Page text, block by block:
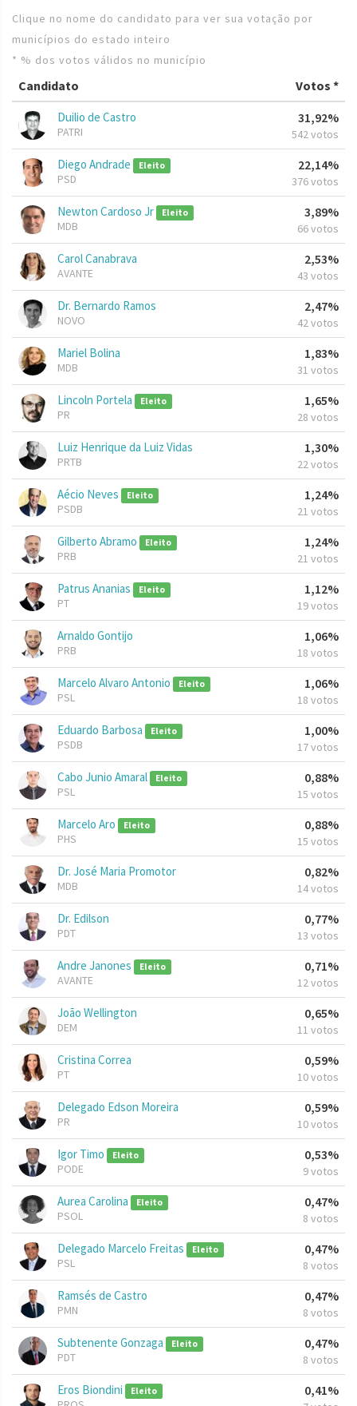
Clique no nome do candidato para ver sua votação por
municípios do estado inteiro
* % dos votos válidos no município
Candidato Votos *
Duilio de Castro
PATRI
31,92%
542 votos
Diego Andrade Eleito
PSD
22,14%
376 votos
Newton Cardoso Jr Eleito
MDB
3,89%
66 votos
Carol Canabrava
AVANTE
2,53%
43 votos
Dr. Bernardo Ramos
NOVO
2,47%
42 votos
Mariel Bolina
MDB
1,83%
31 votos
Lincoln Portela Eleito
PR
1,65%
28 votos
Luiz Henrique da Luiz Vidas
PRTB
1,30%
22 votos
Aécio Neves Eleito
PSDB
1,24%
21 votos
Gilberto Abramo Eleito
PRB
1,24%
21 votos
Patrus Ananias Eleito
PT
1,12%
19 votos
Arnaldo Gontijo
PRB
1,06%
18 votos
Marcelo Alvaro Antonio Eleito
PSL
1,06%
18 votos
Eduardo Barbosa Eleito
PSDB
1,00%
17 votos
Cabo Junio Amaral Eleito
PSL
0,88%
15 votos
Marcelo Aro Eleito
PHS
0,88%
15 votos
Dr. José Maria Promotor
MDB
0,82%
14 votos
Dr. Edilson
PDT
0,77%
13 votos
Andre Janones Eleito
AVANTE
0,71%
12 votos
João Wellington
DEM
0,65%
11 votos
Cristina Correa
PT
0,59%
10 votos
Delegado Edson Moreira
PR
0,59%
10 votos
Igor Timo Eleito
PODE
0,53%
9 votos
Aurea Carolina Eleito
PSOL
0,47%
8 votos
Delegado Marcelo Freitas Eleito
PSL
0,47%
8 votos
Ramsés de Castro
PMN
0,47%
8 votos
Subtenente Gonzaga Eleito
PDT
0,47%
8 votos
Eros Biondini Eleito 0,41%